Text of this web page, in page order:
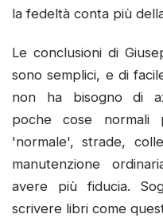
la fedeltà conta più
Le conclusioni di
sono semplici, e di
non ha bisogno di
poche cose normali
'normale', strade,
manutenzione
avere più fiducia.
scrivere libri come